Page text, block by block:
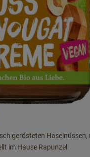
...
Creme
gerösteten
im Hause Rapunzel
5,49 €/